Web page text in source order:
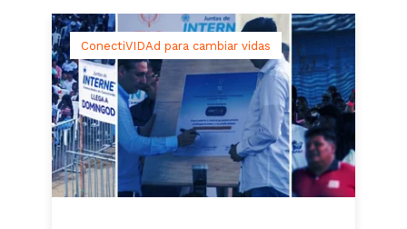
ConectiVIDAd para cambiar vidas